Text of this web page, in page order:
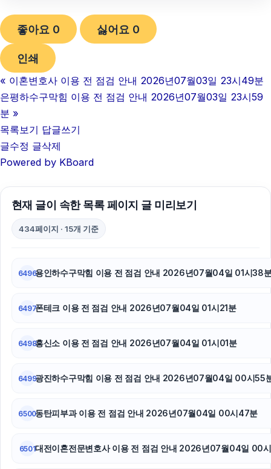
이혼소송
대구흥신소
인스타 팔로워 구매
동탄임플란트
좋아요 0 싫어요 0
인쇄
« 이혼변호사 이용 전 점검 안내 2026년07월03일 23시49분
은평하수구막힘 이용 전 점검 안내 2026년07월03일 23시59
분 »
목록보기 답글쓰기
글수정 글삭제
Powered by KBoard
현재 글이 속한 목록 페이지 글 미리보기
434페이지 · 15개 기준
6496용인하수구막힘 이용 전 점검 안내 2026년07월04일 01시38
6497폰테크 이용 전 점검 안내 2026년07월04일 01시21분
6498흥신소 이용 전 점검 안내 2026년07월04일 01시01분
6499광진하수구막힘 이용 전 점검 안내 2026년07월04일 00시55
6500동탄피부과 이용 전 점검 안내 2026년07월04일 00시47분
6501대전이혼전문변호사 이용 전 점검 안내 2026년07월04일 00